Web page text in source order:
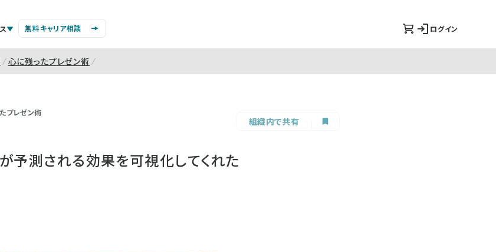
無料キャリア相談 ログイン
心に残ったプレゼン術
プレゼン術
組織内で共有
予測される効果を可視化してくれた